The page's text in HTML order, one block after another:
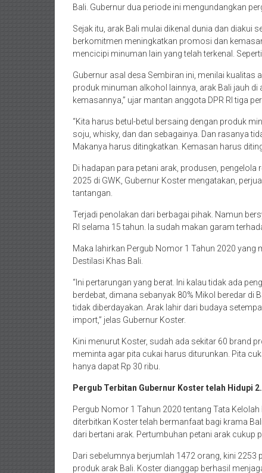
Bali. Gubernur dua periode ini mengundangkan
Sejak itu, arak Bali mulai dikenal dunia dan diakui
berkomitmen meningkatkan promosi dan
mencicipi minuman lain yang telah terkenal.
Gubernur asal desa Sembiran ini, menilai kualitas
produk minuman alkohol lainnya, arak Bali jauh
kemasannya,” ujar mantan anggota DPR RI tiga
“Kita harus betul-betul bersaing dengan produk
soju, whisky, dan dan sebagainya. Dan rasanya
Makanya harus ditingkatkan. Kemasan harus
Di hadapan para petani arak, produsen,
2025 di GWK, Gubernur Koster mengatakan,
tantangan.
Terjadi penolakan dari berbagai pihak. Namun
RI selama 15 tahun. Ia sudah makan garam
Maka lahirkan Pergub Nomor 1 Tahun 2020
Destilasi Khas Bali.
“Ini pertarungan yang berat. Ini kalau tidak ada
berdebat, dimana sebanyak 80% Mikol beredar di
tidak diberdayakan. Arak lahir dari budaya
import,” jelas Gubernur Koster.
Kini menurut Koster, sudah ada sekitar 60 brand
meminta agar pita cukai harus diturunkan. Pita
hanya dapat Rp 30 ribu.
Pergub Terbitan Gubernur Koster telah Hidupi
Pergub Nomor 1 Tahun 2020 tentang Tata
diterbitkan Koster telah bermanfaat bagi krama
dari bertani arak. Pertumbuhan petani arak cukup
Dari sebelumnya berjumlah 1472 orang, kini 2253
produk arak Bali. Koster dianggap berhasil